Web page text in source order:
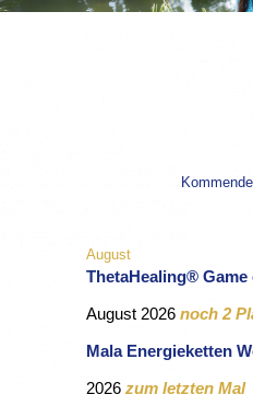
August
ThetaHealing® Game
August 2026noch 2
Mala Energieketten
2026zum letzten Mal